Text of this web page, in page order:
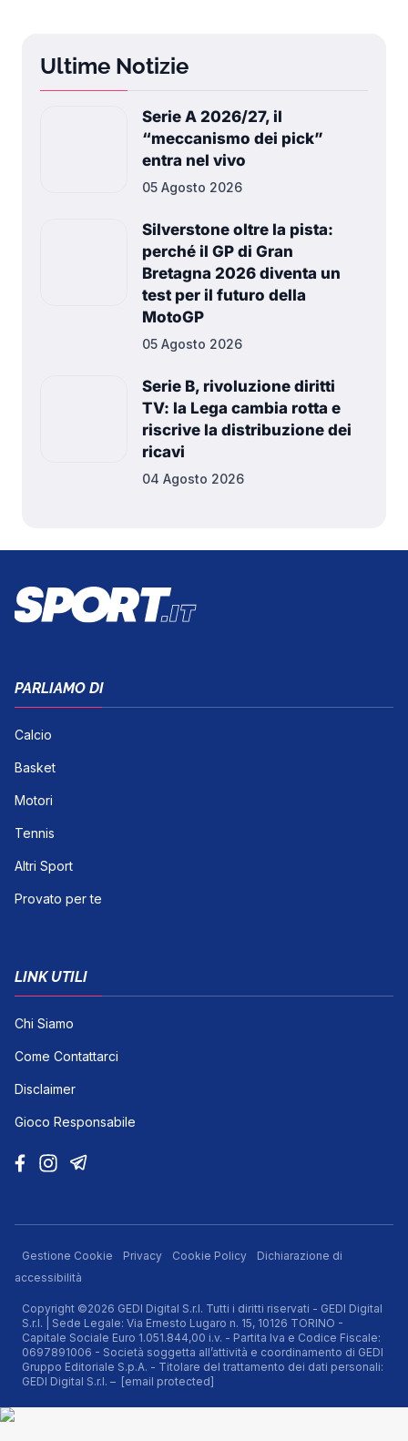
Ultime Notizie
Serie A 2026/27, il
“meccanismo dei pick”
entra nel vivo
05 Agosto 2026
Silverstone oltre la pista:
perché il GP di Gran
Bretagna 2026 diventa un
test per il futuro della
MotoGP
05 Agosto 2026
Serie B, rivoluzione diritti
TV: la Lega cambia rotta e
riscrive la distribuzione dei
ricavi
04 Agosto 2026
PARLIAMO DI
Calcio
Basket
Motori
Tennis
Altri Sport
Provato per te
LINK UTILI
Chi Siamo
Come Contattarci
Disclaimer
Gioco Responsabile
Gestione Cookie Privacy Cookie Policy
Dichiarazione di
accessibilità
Copyright ©2026 GEDI Digital S.r.l. Tutti i diritti riservati - GEDI Digital
S.r.l. | Sede Legale: Via Ernesto Lugaro n. 15, 10126 TORINO -
Capitale Sociale Euro 1.051.844,00 i.v. - Partita Iva e Codice Fiscale:
0697891006 - Società soggetta all’attività e coordinamento di GEDI
Gruppo Editoriale S.p.A. - Titolare del trattamento dei dati personali:
GEDI Digital S.r.l. – [email protected]